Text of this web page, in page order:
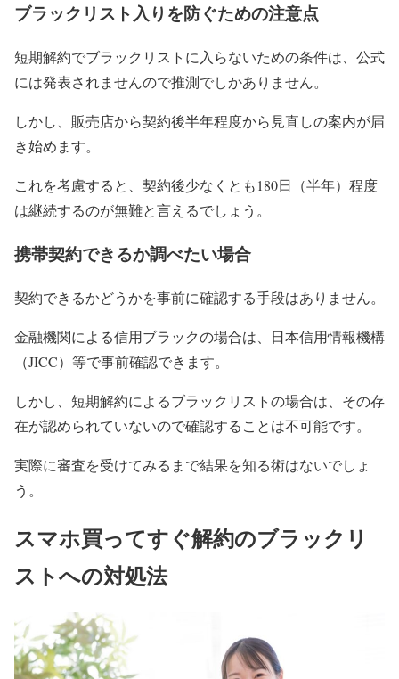
ブラックリスト入りを防ぐための注意点
短期解約でブラックリストに入らないための条件は、公式
には発表されませんので推測でしかありません。
しかし、販売店から契約後半年程度から見直しの案内が届
き始めます。
これを考慮すると、契約後少なくとも180日（半年）程度
は継続するのが無難と言えるでしょう。
携帯契約できるか調べたい場合
契約できるかどうかを事前に確認する手段はありません。
金融機関による信用ブラックの場合は、日本信用情報機構
（JICC）等で事前確認できます。
しかし、短期解約によるブラックリストの場合は、その存
在が認められていないので確認することは不可能です。
実際に審査を受けてみるまで結果を知る術はないでしょ
う。
スマホ買ってすぐ解約のブラックリ
ストへの対処法